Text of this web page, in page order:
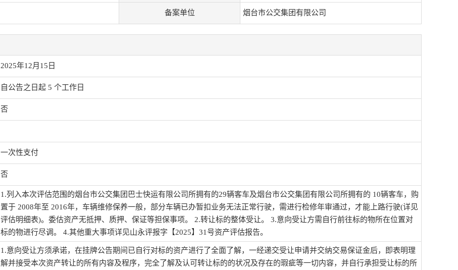
备案单位 烟台市公交集团有限公司
2025年12月15日
自公告之日起 5 个工作日
否
一次性支付
否
1.列入本次评估范围的烟台市公交集团巴士快运有限公司所拥有的29辆客车及烟台市公交集团有限公司所拥有的 10辆客车，购
置于 2008年至 2016年，车辆维修保养一般，部分车辆已办暂扣业务无法正常行驶，需进行检修年审通过，才能上路行驶(详见
评估明细表)。委估资产无抵押、质押、保证等担保事项。 2.转让标的整体受让。 3.意向受让方需自行前往标的物所在位置对
标的物进行尽调。 4.其他重大事项详见山永评报字【2025】31号资产评估报告。
1.意向受让方须承诺，在挂牌公告期间已自行对标的资产进行了全面了解，一经递交受让申请并交纳交易保证金后，即表明理
解并接受本次资产转让的所有内容及程序，完全了解及认可转让标的的状况及存在的瑕疵等一切内容，并自行承担受让标的所